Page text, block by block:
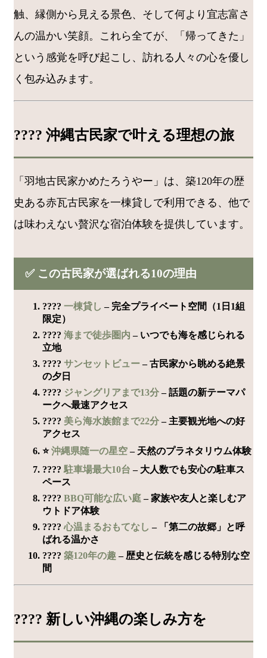
触、縁側から見える景色、そして何より宜志富さ
んの温かい笑顔。これら全てが、「帰ってきた」
という感覚を呼び起こし、訪れる人々の心を優し
く包み込みます。
???? 沖縄古民家で叶える理想の旅
「羽地古民家かめたろうやー」は、築120年の歴
史ある赤瓦古民家を一棟貸しで利用できる、他で
は味わえない贅沢な宿泊体験を提供しています。
✅ この古民家が選ばれる10の理由
???? 一棟貸し – 完全プライベート空間（1日1組
限定）
???? 海まで徒歩圏内 – いつでも海を感じられる
立地
???? サンセットビュー– 古民家から眺める絶景
の夕日
???? ジャングリアまで13分– 話題の新テーマパ
ークへ最速アクセス
???? 美ら海水族館まで22分– 主要観光地への好
アクセス
⭐沖縄県随一の星空– 天然のプラネタリウム体験
???? 駐車場最大10台 – 大人数でも安心の駐車ス
ペース
???? BBQ可能な広い庭– 家族や友人と楽しむア
ウトドア体験
????心温まるおもてなし – 「第二の故郷」と呼
ばれる温かさ
???? 築120年の趣– 歴史と伝統を感じる特別な空
間
???? 新しい沖縄の楽しみ方を